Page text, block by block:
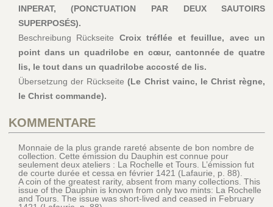
INPERAT, (PONCTUATION PAR DEUX SAUTOIRS
SUPERPOSÉS).
Beschreibung Rückseite Croix tréflée et feuillue, avec un
point dans un quadrilobe en cœur, cantonnée de quatre
lis, le tout dans un quadrilobe accosté de lis.
Übersetzung der Rückseite(Le Christ vainc, le Christ règne,
le Christ commande).
KOMMENTARE
Monnaie de la plus grande rareté absente de bon nombre de
collection. Cette émission du Dauphin est connue pour
seulement deux ateliers : La Rochelle et Tours. L’émission fut
de courte durée et cessa en février 1421 (Lafaurie, p. 88).
A coin of the greatest rarity, absent from many collections. This
issue of the Dauphin is known from only two mints: La Rochelle
and Tours. The issue was short-lived and ceased in February